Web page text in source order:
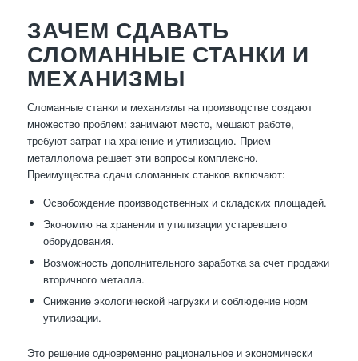
ЗАЧЕМ СДАВАТЬ
СЛОМАННЫЕ СТАНКИ И
МЕХАНИЗМЫ
Сломанные станки и механизмы на производстве создают
множество проблем: занимают место, мешают работе,
требуют затрат на хранение и утилизацию. Прием
металлолома решает эти вопросы комплексно.
Преимущества сдачи сломанных станков включают:
Освобождение производственных и складских площадей.
Экономию на хранении и утилизации устаревшего
оборудования.
Возможность дополнительного заработка за счет продажи
вторичного металла.
Снижение экологической нагрузки и соблюдение норм
утилизации.
Это решение одновременно рациональное и экономически